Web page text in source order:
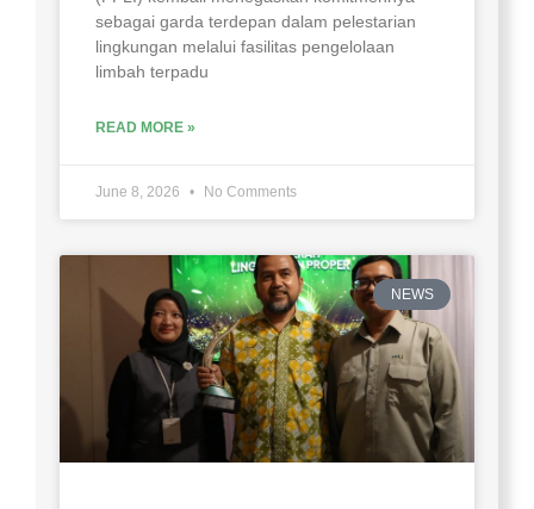
sebagai garda terdepan dalam pelestarian
lingkungan melalui fasilitas pengelolaan
limbah terpadu
READ MORE »
June 8, 2026 No Comments
NEWS